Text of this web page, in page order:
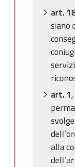
art.
siano
art.
alla